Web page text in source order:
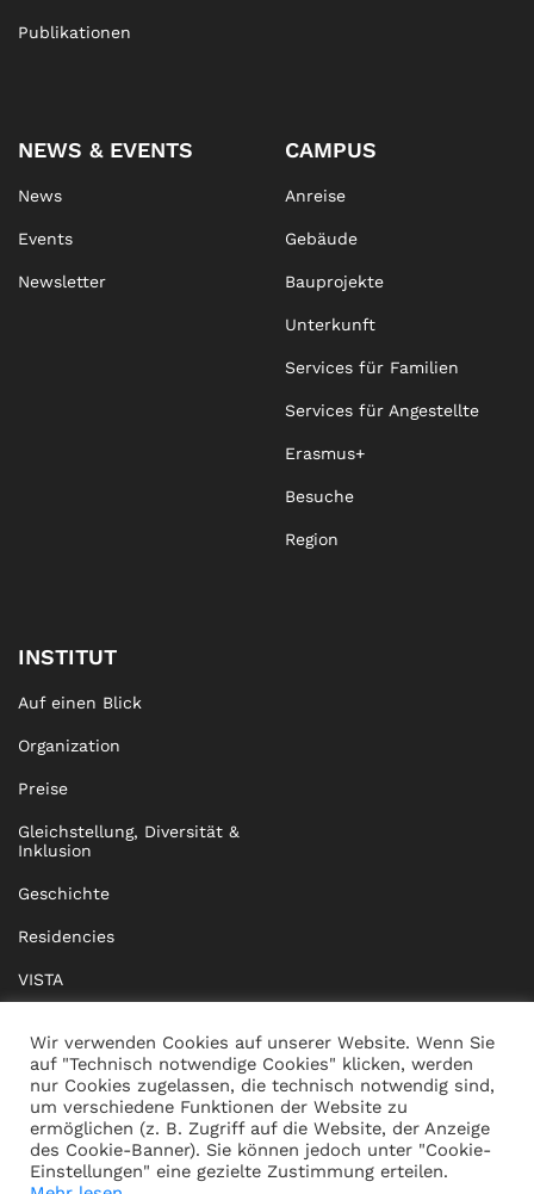
Publikationen
NEWS & EVENTS
News
Events
Newsletter
CAMPUS
Anreise
Gebäude
Bauprojekte
Unterkunft
Services für Familien
Services für Angestellte
Erasmus+
Besuche
Region
INSTITUT
Auf einen Blick
Organization
Preise
Gleichstellung, Diversität &
Inklusion
Geschichte
Residencies
VISTA
BRIDGE Network
Dokumente
Wir verwenden Cookies auf unserer Website. Wenn Sie
auf "Technisch notwendige Cookies" klicken, werden
nur Cookies zugelassen, die technisch notwendig sind,
um verschiedene Funktionen der Website zu
ermöglichen (z. B. Zugriff auf die Website, der Anzeige
des Cookie-Banner). Sie können jedoch unter "Cookie-
Einstellungen" eine gezielte Zustimmung erteilen.